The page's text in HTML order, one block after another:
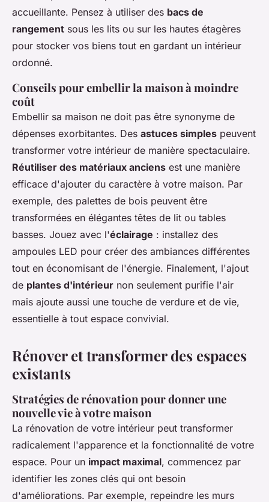
accueillante. Pensez à utiliser des bacs de
rangement sous les lits ou sur les hautes étagères
pour stocker vos biens tout en gardant un intérieur
ordonné.
Conseils pour embellir la maison à moindre
coût
Embellir sa maison ne doit pas être synonyme de
dépenses exorbitantes. Des astuces simples peuvent
transformer votre intérieur de manière spectaculaire.
Réutiliser des matériaux anciens est une manière
efficace d'ajouter du caractère à votre maison. Par
exemple, des palettes de bois peuvent être
transformées en élégantes têtes de lit ou tables
basses. Jouez avec l'éclairage : installez des
ampoules LED pour créer des ambiances différentes
tout en économisant de l'énergie. Finalement, l'ajout
de plantes d'intérieur non seulement purifie l'air
mais ajoute aussi une touche de verdure et de vie,
essentielle à tout espace convivial.
Rénover et transformer des espaces
existants
Stratégies de rénovation pour donner une
nouvelle vie à votre maison
La rénovation de votre intérieur peut transformer
radicalement l'apparence et la fonctionnalité de votre
espace. Pour un impact maximal, commencez par
identifier les zones clés qui ont besoin
d'améliorations. Par exemple, repeindre les murs